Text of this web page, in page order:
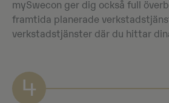
mySwecon ger dig också full
framtida planerade
verkstadstjänster där du hittar
4